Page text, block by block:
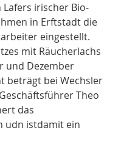
Lafers irischer Bio-
in Erftstadt die
eingestellt.
mit Räucherlachs
und Dezember
beträgt bei Wechsler
Theo
das
udn istdamit ein